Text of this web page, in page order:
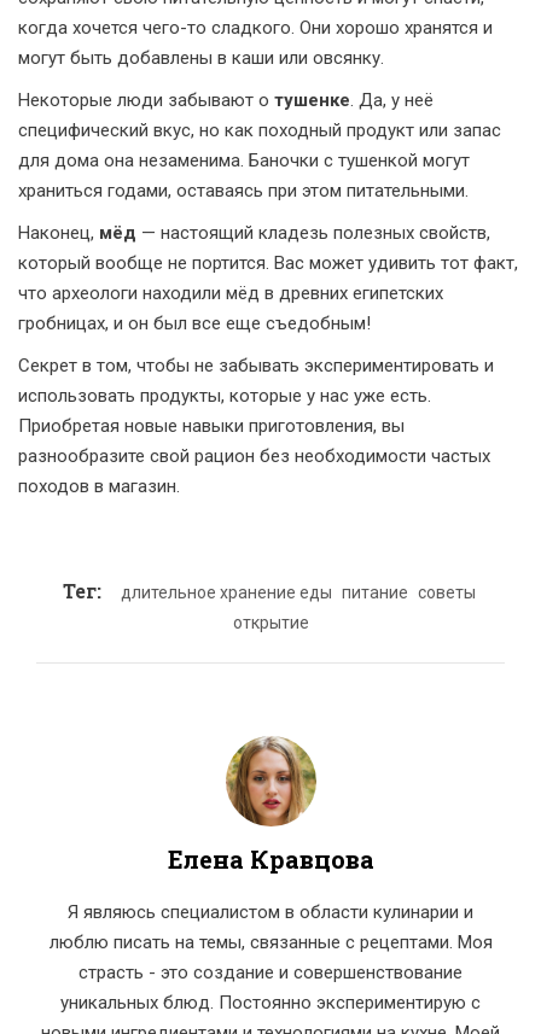
когда хочется чего-то сладкого. Они хорошо хранятся и
могут быть добавлены в каши или овсянку.
Некоторые люди забывают о тушенке. Да, у неё
специфический вкус, но как походный продукт или запас
для дома она незаменима. Баночки с тушенкой могут
храниться годами, оставаясь при этом питательными.
Наконец, мёд — настоящий кладезь полезных свойств,
который вообще не портится. Вас может удивить тот факт,
что археологи находили мёд в древних египетских
гробницах, и он был все еще съедобным!
Секрет в том, чтобы не забывать экспериментировать и
использовать продукты, которые у нас уже есть.
Приобретая новые навыки приготовления, вы
разнообразите свой рацион без необходимости частых
походов в магазин.
Тег: длительное хранение еды питание советы
открытие
Елена Кравцова
Я являюсь специалистом в области кулинарии и
люблю писать на темы, связанные с рецептами. Моя
страсть - это создание и совершенствование
уникальных блюд. Постоянно экспериментирую с